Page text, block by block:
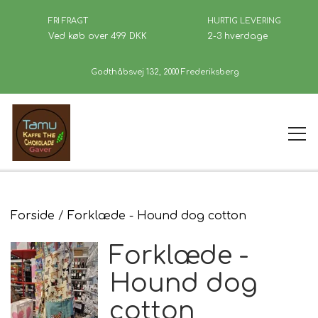
FRI FRAGT
Ved køb over 499 DKK
HURTIG LEVERING
2-3 hverdage
Godthåbsvej 132, 2000 Frederiksberg
Forside
Kaffe
Se Butikken
Forside Forklæde - Hound dog cotton
Forklæde -
Hound dog
cotton